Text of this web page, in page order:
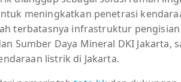
meningkatkan penetrasi
terbatasnya infrastruktur
Sumber Daya Mineral DKI Jakarta,
listrik di Jakarta.